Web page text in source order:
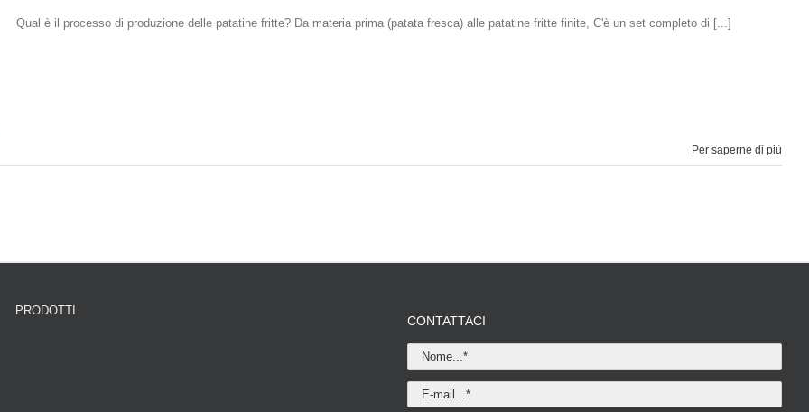
Qual è il processo di produzione delle patatine fritte? Da materia prima (patata fresca) alle patatine fritte finite, C'è un set completo di [...]
Per saperne di più
PRODOTTI
CONTATTACI